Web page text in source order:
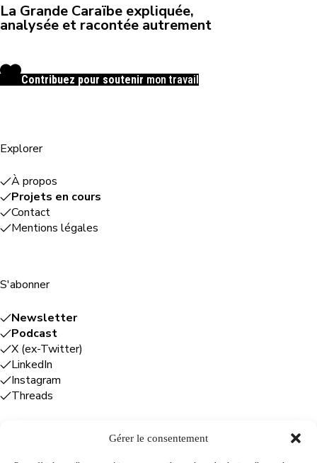
Gérer le consentement
La Grande Caraïbe expliquée,
analysée et racontée autrement
Contribuez pour soutenir mon travail
Explorer
À propos
Projets en cours
Contact
Mentions légales
S'abonner
Newsletter
Podcast
X (ex-Twitter)
LinkedIn
Instagram
Threads